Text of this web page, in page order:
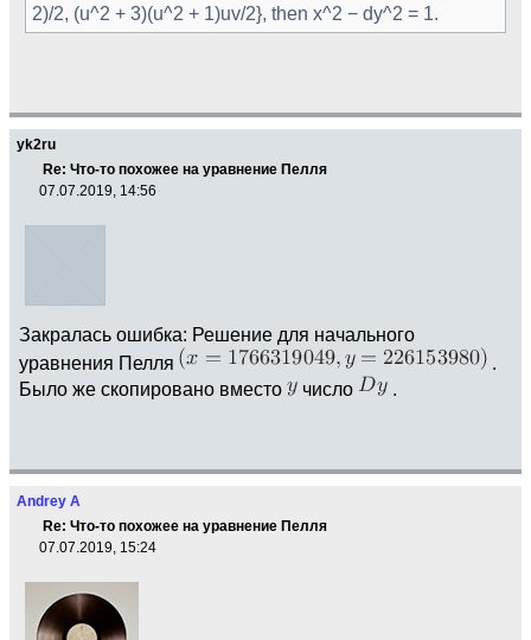
2)/2, (u^2 + 3)(u^2 + 1)uv/2}, then x^2 − dy^2 = 1.
yk2ru
Re: Что-то похожее на уравнение Пелля
07.07.2019, 14:56
Закралась ошибка: Решение для начального
уравнения Пелля
.
Было же скопировано вместо
число .
Andrey A
Re: Что-то похожее на уравнение Пелля
07.07.2019, 15:24